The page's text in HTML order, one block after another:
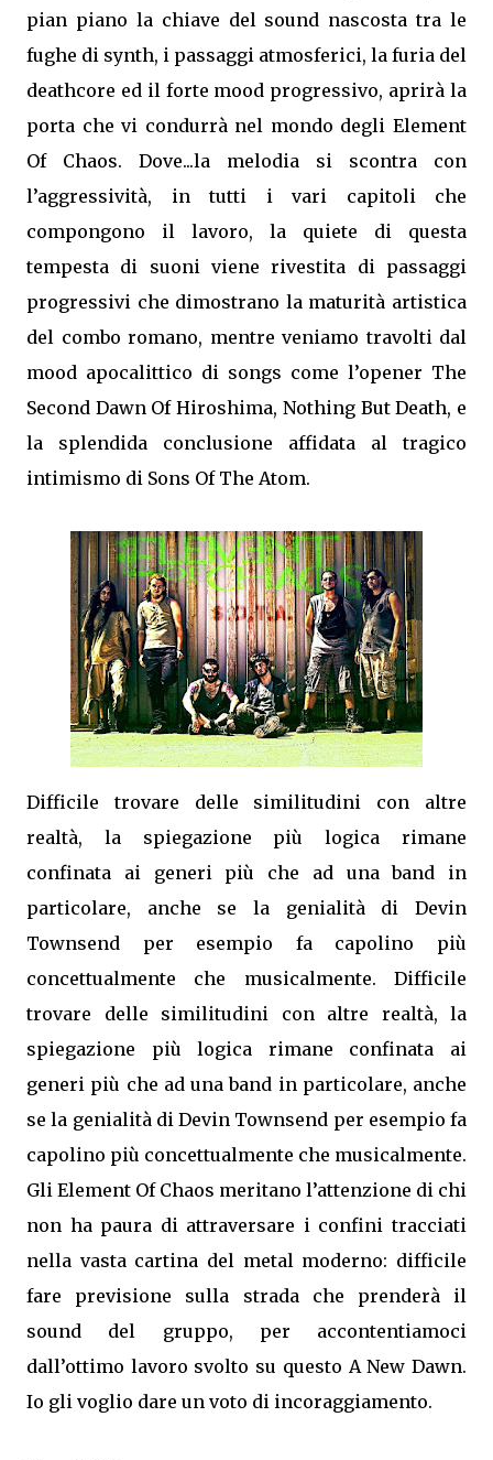
pian piano la chiave del sound nascosta tra le
fughe di synth, i passaggi atmosferici, la furia del
deathcore ed il forte mood progressivo, aprirà la
porta che vi condurrà nel mondo degli Element
Of Chaos. Dove...la melodia si scontra con
l’aggressività, in tutti i vari capitoli che
compongono il lavoro, la quiete di questa
tempesta di suoni viene rivestita di passaggi
progressivi che dimostrano la maturità artistica
del combo romano, mentre veniamo travolti dal
mood apocalittico di songs come l’opener The
Second Dawn Of Hiroshima, Nothing But Death, e
la splendida conclusione affidata al tragico
intimismo di Sons Of The Atom.
Difficile trovare delle similitudini con altre
realtà, la spiegazione più logica rimane
confinata ai generi più che ad una band in
particolare, anche se la genialità di Devin
Townsend per esempio fa capolino più
concettualmente che musicalmente. Difficile
trovare delle similitudini con altre realtà, la
spiegazione più logica rimane confinata ai
generi più che ad una band in particolare, anche
se la genialità di Devin Townsend per esempio fa
capolino più concettualmente che musicalmente.
Gli Element Of Chaos meritano l’attenzione di chi
non ha paura di attraversare i confini tracciati
nella vasta cartina del metal moderno: difficile
fare previsione sulla strada che prenderà il
sound del gruppo, per accontentiamoci
dall’ottimo lavoro svolto su questo A New Dawn.
Io gli voglio dare un voto di incoraggiamento.